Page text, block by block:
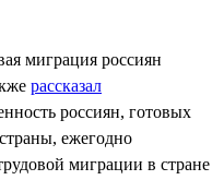
миграция россиян
рассказал
россиян, готовых
ежегодно
миграции в стране